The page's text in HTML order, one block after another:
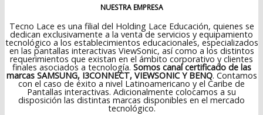
NUESTRA EMPRESA
Tecno Lace es una filial del Holding Lace Educación, quienes se
dedican exclusivamente a la venta de servicios y equipamiento
tecnológico a los establecimientos educacionales, especializados
en las pantallas interactivas ViewSonic, así como a los distintos
requerimientos que existan en el ámbito corporativo y clientes
finales asociados a tecnología. Somos canal certificado de las
marcas SAMSUNG, I3CONNECT, VIEWSONIC Y BENQ. Contamos
con el caso de éxito a nivel Latinoamericano y el Caribe de
Pantallas interactivas. Adicionalmente colocamos a su
disposición las distintas marcas disponibles en el mercado
tecnológico.